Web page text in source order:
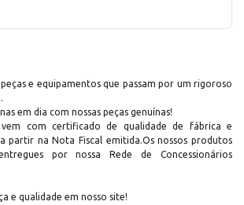
e equipamentos que passam por um rigoroso
em dia com nossas peças genuínas!
vem com certificado de qualidade de fábrica e
partir na Nota Fiscal emitida.Os nossos produtos
por nossa Rede de Concessionários
e qualidade em nosso site!